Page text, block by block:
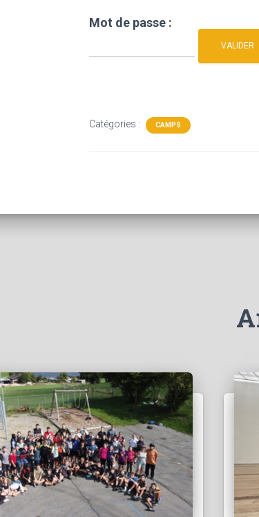
Mot de passe :
Catégories : CAMPS